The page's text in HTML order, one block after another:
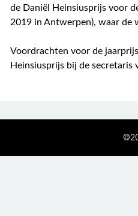
de Daniël Heinsiusprijs voor
2019 in Antwerpen), waar de
Voordrachten voor de
Heinsiusprijs bij de